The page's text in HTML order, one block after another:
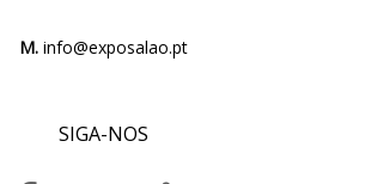
M.info@exposalao.pt
SIGA-NOS